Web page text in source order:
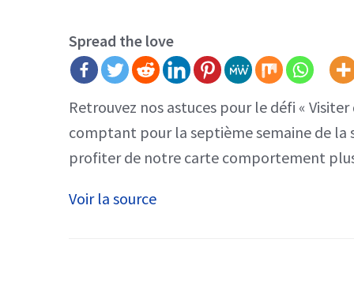
Spread the love
Retrouvez nos astuces pour le défi «
comptant pour la septième semaine de la
profiter de notre carte comportement
Voir la source